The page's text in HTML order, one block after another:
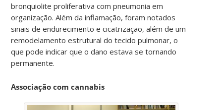
bronquiolite proliferativa com pneumonia em
organização. Além da inflamação, foram notados
sinais de endurecimento e cicatrização, além de um
remodelamento estrutural do tecido pulmonar, o
que pode indicar que o dano estava se tornando
permanente.
Associação com cannabis